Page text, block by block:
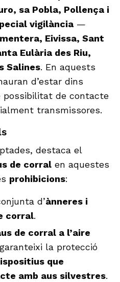
sa Pobla, Pollença i
vigilància —
Eivissa, Sant
Eulària des Riu,
Salines. En aquests
d’estar dins
possibilitat de contacte
transmissores.
destaca el
de corral en aquestes
prohibicions:
d’ànneres i
corral.
de corral a l’aire
la protecció
que
amb aus silvestres.